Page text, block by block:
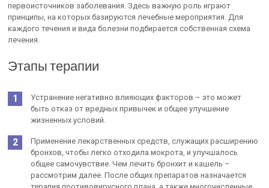
первоисточников заболевания. Здесь важную роль играют
принципы, на которых базируются лечебные мероприятия. Для
каждого течения и вида болезни подбирается собственная схема
лечения.
Этапы терапии
Устранение негативно влияющих факторов – это может
быть отказ от вредных привычек и общее улучшение
жизненных условий.
Применение лекарственных средств, служащих расширению
бронхов, чтобы легко отходила мокрота, и улучшалось
общее самочувствие. Чем лечить бронхит и кашель –
рассмотрим далее. После общих препаратов назначается